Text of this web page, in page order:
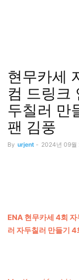
현무카세
컴 드링크
두칠러 만
팬 김풍
By urjent - 2024년 09월
ENA 현무카세 4회
러 자두칠러 만들기